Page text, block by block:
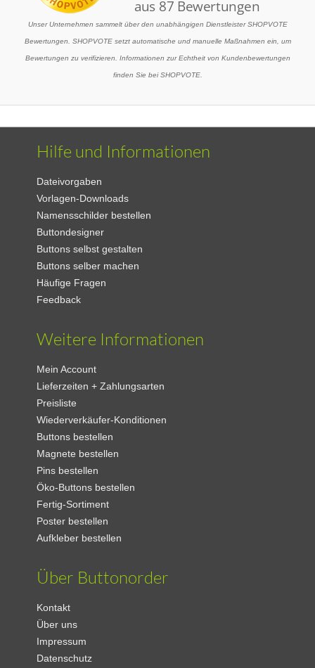
Unser Unternehmen sammelt über den unabhängigen Dienstleister SHOPVOTE
Bewertungen. SHOPVOTE setzt automatische und manuelle Maßnahmen ein, um
Bewertungen zu verifizieren. Informationen zur Echtheit von Kundenbewertungen
finden Sie bei SHOPVOTE.
Hilfe und Informationen
Dateivorgaben
Vorlagen-Downloads
Namensschilder bestellen
Buttondesigner
Buttons selbst gestalten
Buttons selber machen
Häufige Fragen
Feedback
Weitere Informationen
Mein Account
Lieferzeiten + Zahlungsarten
Preisliste
Wiederverkäufer-Konditionen
Buttons bestellen
Magnete bestellen
Pins bestellen
Öko-Buttons bestellen
Fertig-Sortiment
Poster bestellen
Aufkleber bestellen
Über Buttonorder
Kontakt
Über uns
Impressum
Datenschutz